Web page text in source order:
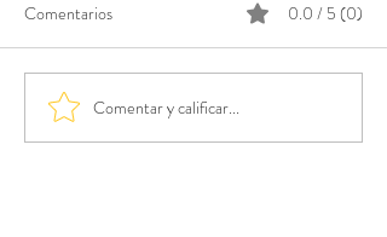
Comentarios 0.0 / 5 (0)
Comentar y calificar...